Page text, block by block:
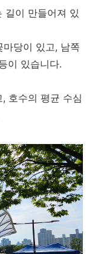
길이 만들어져 있
당이 있고, 남쪽
이 있습니다.
호수의 평균 수심